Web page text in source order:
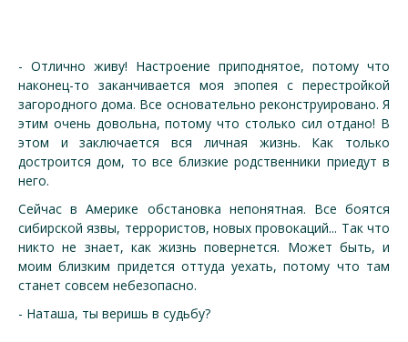
- Отлично живу! Настроение приподнятое, потому что
наконец-то заканчивается моя эпопея с перестройкой
загородного дома. Все основательно реконструировано. Я
этим очень довольна, потому что столько сил отдано! В
этом и заключается вся личная жизнь. Как только
достроится дом, то все близкие родственники приедут в
него.
Сейчас в Америке обстановка непонятная. Все боятся
сибирской язвы, террористов, новых провокаций... Так что
никто не знает, как жизнь повернется. Может быть, и
моим близким придется оттуда уехать, потому что там
станет совсем небезопасно.
- Наташа, ты веришь в судьбу?